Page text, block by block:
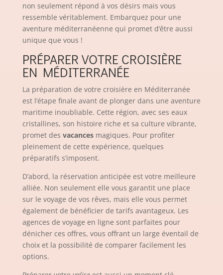
non seulement répond à vos désirs mais vous
ressemble véritablement. Embarquez pour une
aventure méditerranéenne qui promet d’être aussi
unique que vous !
PRÉPARER VOTRE CROISIÈRE
EN MÉDITERRANÉE
La préparation de votre croisière en Méditerranée
est l’étape finale avant de plonger dans une aventure
maritime inoubliable. Cette région, avec ses eaux
cristallines, son histoire riche et sa culture vibrante,
promet des vacancesmagiques. Pour profiter
pleinement de cette expérience, quelques
préparatifs s’imposent.
D’abord, la réservation anticipée est votre meilleure
alliée. Non seulement elle vous garantit une place
sur le voyage de vos rêves, mais elle vous permet
également de bénéficier de tarifs avantageux. Les
agences de voyage en ligne sont parfaites pour
dénicher ces offres, vous offrant un large éventail de
choix et la possibilité de comparer facilement les
options.